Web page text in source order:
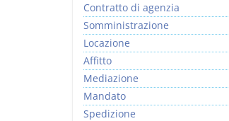
Contratto di agenzia
Somministrazione
Locazione
Affitto
Mediazione
Mandato
Spedizione